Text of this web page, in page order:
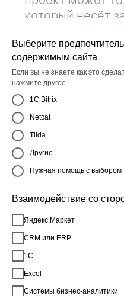
Выберите
содержимым сайта
Если вы не знаете как это
нажмите другое
1C Bitrix
Netcat
Tilda
Другие
Нужная помощь с выбором
Взаимодействие со
Яндекс.Маркет
CRM или ERP
1С
Excel
Системы бизнес-аналитики